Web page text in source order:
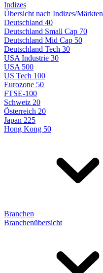
Indizes
Übersicht nach Indizes/Märkten
Deutschland 40
Deutschland Small Cap 70
Deutschland Mid Cap 50
Deutschland Tech 30
USA Industrie 30
USA 500
US Tech 100
Eurozone 50
FTSE-100
Schweiz 20
Österreich 20
Japan 225
Hong Kong 50
Branchen
Branchenübersicht